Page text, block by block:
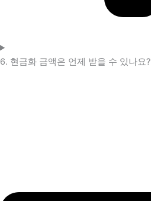
6. 현금화 금액은 언제 받을 수 있나요?